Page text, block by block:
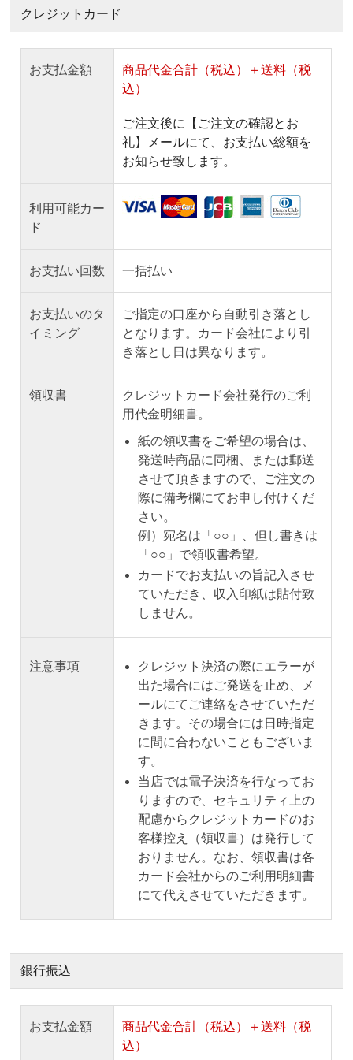
クレジットカード
お支払金額
商品代金合計（税込）＋送料（税
込）
ご注文後に【ご注文の確認とお
礼】メールにて、お支払い総額を
お知らせ致します。
利用可能カー
ド
お支払い回数 一括払い
お支払いのタ
イミング
ご指定の口座から自動引き落とし
となります。カード会社により引
き落とし日は異なります。
領収書
クレジットカード会社発行のご利
用代金明細書。
紙の領収書をご希望の場合は、
発送時商品に同梱、または郵送
させて頂きますので、ご注文の
際に備考欄にてお申し付けくだ
さい。
例）宛名は「○○」、但し書きは
「○○」で領収書希望。
カードでお支払いの旨記入させ
ていただき、収入印紙は貼付致
しません。
注意事項
クレジット決済の際にエラーが
出た場合にはご発送を止め、メ
ールにてご連絡をさせていただ
きます。その場合には日時指定
に間に合わないこともございま
す。
当店では電子決済を行なってお
りますので、セキュリティ上の
配慮からクレジットカードのお
客様控え（領収書）は発行して
おりません。なお、領収書は各
カード会社からのご利用明細書
にて代えさせていただきます。
銀行振込
お支払金額
商品代金合計（税込）＋送料（税
込）